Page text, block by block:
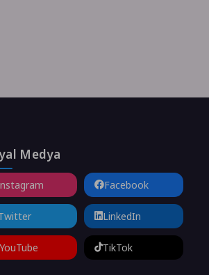
Medya
Facebook
LinkedIn
YouTube TikTok